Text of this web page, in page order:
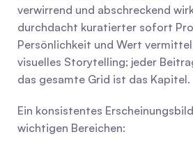
verwirrend und abschreckend
durchdacht kuratierter sofort
Persönlichkeit und Wert
visuelles Storytelling; jeder
das gesamte Grid ist das Kapitel.
Ein konsistentes
wichtigen Bereichen: